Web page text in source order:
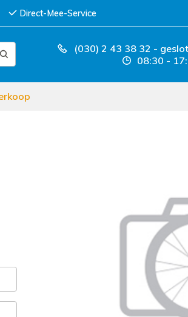
Direct-Mee-Service
(030) 2 43 38 32 -
08:30 -